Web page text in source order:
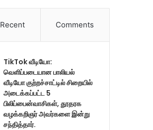
Recent Comments
TikTok வீடியோ:
வெளிப்படையான பாலியல்
வீடியோ குற்றச்சாட்டில் சிறையில்
அடைக்கப்பட்ட 5
பிலிப்பைன்வாசிகள், தூதரக
வழக்கறிஞர் அவர்களை இன்று
சந்தித்தார்.